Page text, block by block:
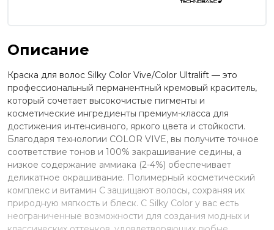
Описание
Краска для волос Silky Color Vive/Color Ultralift — это
профессиональный перманентный кремовый краситель,
который сочетает высокочистые пигменты и
косметические ингредиенты премиум-класса для
достижения интенсивного, яркого цвета и стойкости.
Благодаря технологии COLOR VIVE, вы получите точное
соответствие тонов и 100% закрашивание седины, а
низкое содержание аммиака (2-4%) обеспечивает
деликатное окрашивание. Полимерный косметический
комплекс и витамин C защищают волосы, сохраняя их
природную мягкость и блеск. С Silky Color у вас есть
неограниченные возможности для создания модных и